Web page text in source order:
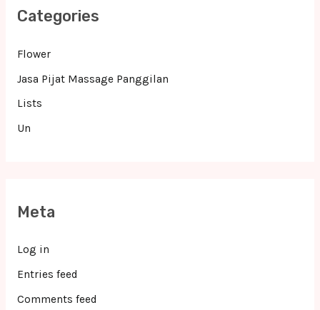
Categories
Flower
Jasa Pijat Massage Panggilan
Lists
Un
Meta
Log in
Entries feed
Comments feed